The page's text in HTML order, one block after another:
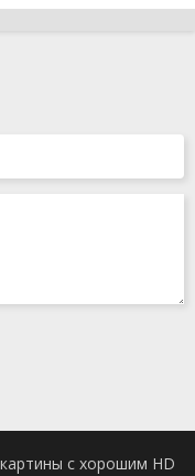
с хорошим HD